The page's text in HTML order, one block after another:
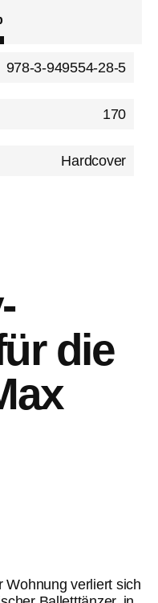
die
Wohnung verliert sich
978-3-949554-28-5
170
Hardcover